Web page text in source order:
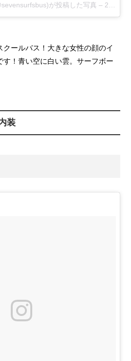
が投稿した写真 – 2017 1月 15 8:04午後 PST
クールバス！大きな女性の顔のイ
す！青い空に白い雲。サーフボー
装